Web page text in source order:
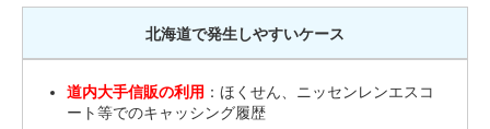
北海道で発生しやすいケース
道内大手信販の利用 ：ほくせん、ニッセンレンエスコ
ート等でのキャッシング履歴